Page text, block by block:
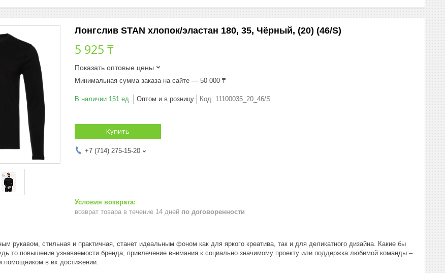
Лонгслив STAN хлопок/эластан 180, 35, Чёрный, (20) (46/S)
5 925 ₸
Показать оптовые цены
Минимальная сумма заказа на сайте — 50 000 ₸
В наличии 151 ед. Оптом и в розницу Код: 11100035_20_46/S
Купить
+7 (714) 275-15-20
возврат товара в течение 14 дней по договоренности
рукавом, стильная и практичная, станет идеальным фоном как для яркого креатива, так и для деликатного дизайна. Какие бы
то повышение узнаваемости бренда, привлечение внимания к социально значимому проекту или поддержка любимой команды –
помощником в их достижении.